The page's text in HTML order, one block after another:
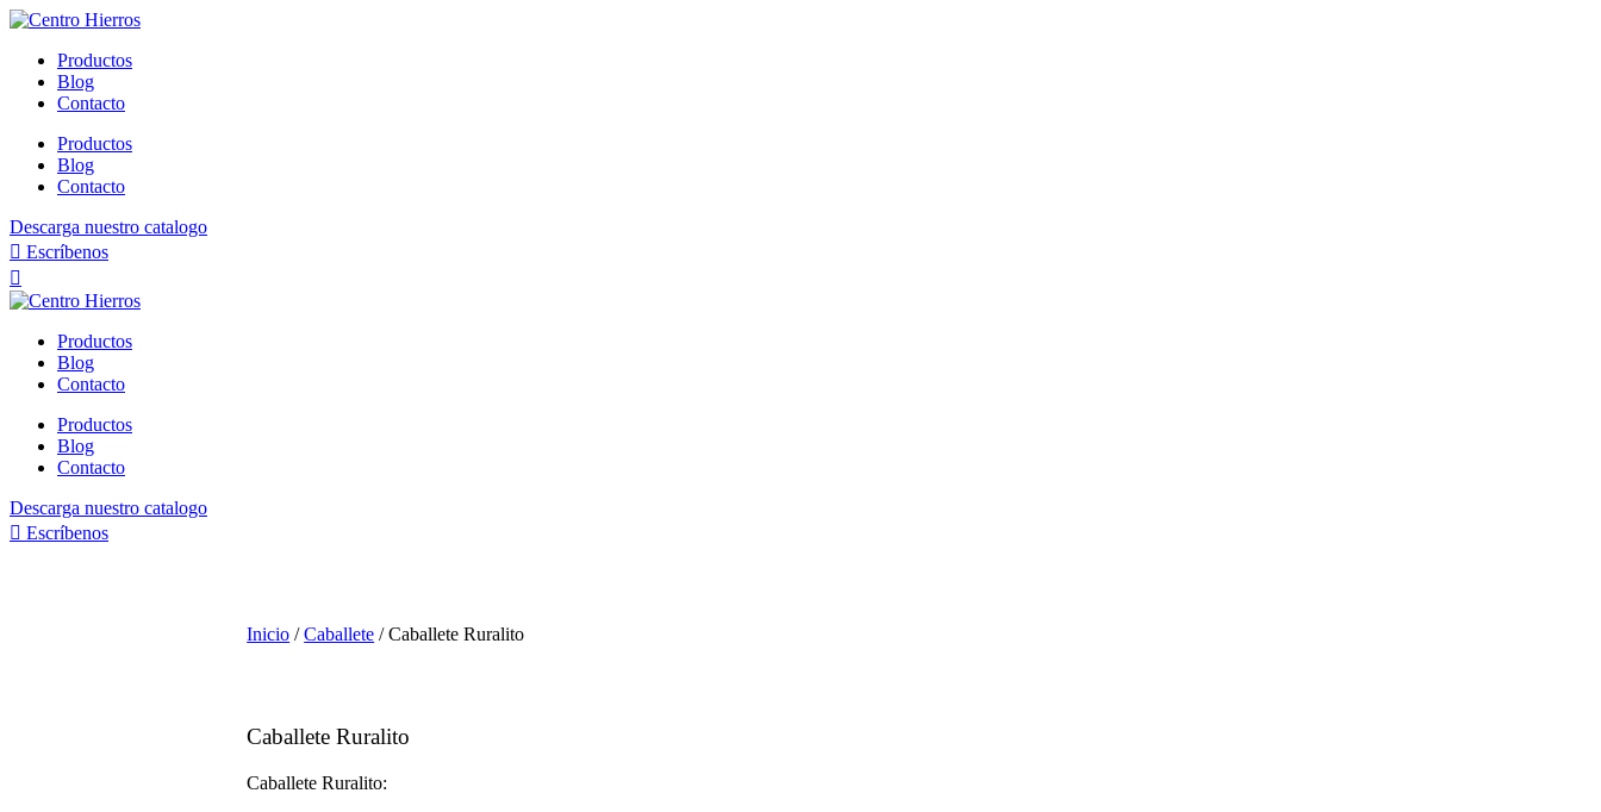
Ir
contenidoProductos
Blog
Contacto
Productos
Blog
Contacto
Descarga nuestro catalogo
Escríbenos
Productos
Blog
Contacto
Productos
Blog
Contacto
Descarga nuestro catalogo
Escríbenos
Inicio /Caballete / Caballete Ruralito
Caballete Ruralito
Caballete Ruralito: